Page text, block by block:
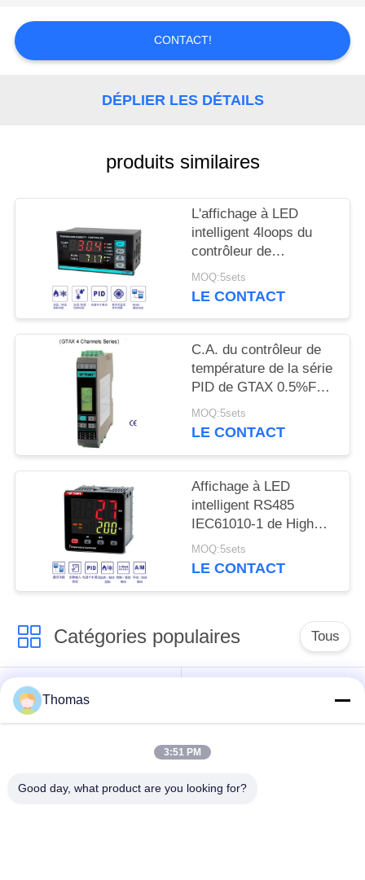
CONTACTEZ-
PLAN
PRIVACY
POLICY
CONTACT!
DÉPLIER LES DÉTAILS
produits similaires
L'affichage à LED
intelligent 4loops du
contrôleur de
température du TH PID
RS485 a produit
MOQ:5sets
LE CONTACT
C.A. du contrôleur de
température de la série
PID de GTAX 0.5%FS
RS485/dc 100 - 240V
MOQ:5sets
LE CONTACT
Affichage à LED
intelligent RS485
IEC61010-1 de High
Light de contrôleur de
température de TEY
MOQ:5sets
LE CONTACT
Catégories populaires Tous
thermostat ksd301
remise
remise manuelle
thermique
Thomas
3:51 PM
Good day, what product are you looking for?